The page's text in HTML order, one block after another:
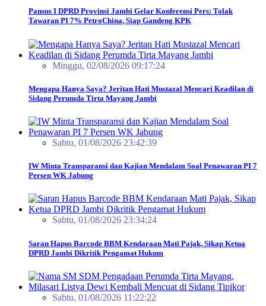
Pansus I DPRD Provinsi Jambi Gelar Konferensi Pers: Tolak
Tawaran PI 7% PetroChina, Siap Gandeng KPK
Minggu, 02/08/2026 09:17:24
Mengapa Hanya Saya? Jeritan Hati Mustazal Mencari Keadilan di
Sidang Perumda Tirta Mayang Jambi
Sabtu, 01/08/2026 23:42:39
IW Minta Transparansi dan Kajian Mendalam Soal Penawaran PI 7
Persen WK Jabung
Sabtu, 01/08/2026 23:34:24
Saran Hapus Barcode BBM Kendaraan Mati Pajak, Sikap Ketua
DPRD Jambi Dikritik Pengamat Hukum
Sabtu, 01/08/2026 11:22:22